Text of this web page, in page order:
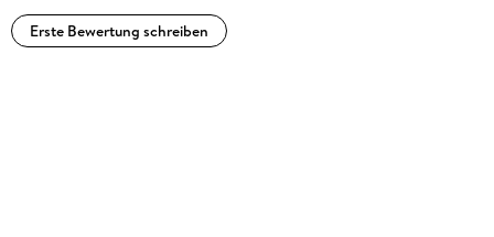
Erste Bewertung schreiben